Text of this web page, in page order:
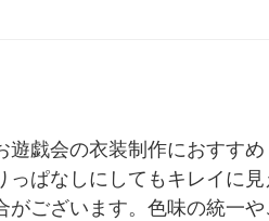
遊戯会の衣装制作におすす
ぱなしにしてもキレイに
ございます。色味の統一